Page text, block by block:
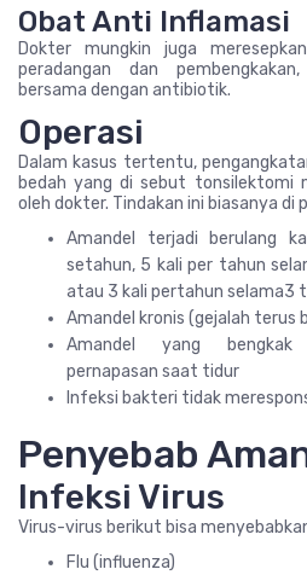
Obat Anti Inflamasi
Dokter mungkin juga
peradangan dan
bersama dengan antibiotik.
Operasi
Dalam kasus tertentu,
bedah yang di sebut tonsilektomi
oleh dokter. Tindakan ini biasanya di
Amandel terjadi berulang
setahun, 5 kali per tahun
atau 3 kali pertahun
Amandel kronis (gejalah terus
Amandel yang bengkak
pernapasan saat tidur
Infeksi bakteri tidak
Penyebab
Infeksi Virus
Virus-virus berikut bisa
Flu (influenza)